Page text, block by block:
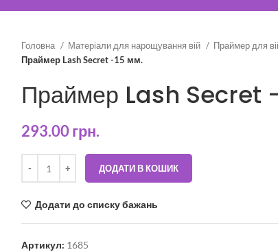
Головна Матеріали для нарощування вій
Праймер для
Праймер Lash Secret -15 мм.
Праймер Lash Secret
293.00грн.
ДОДАТИ В КОШИК
Додати до списку бажань
Артикул: 1685